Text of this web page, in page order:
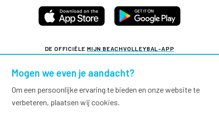
DE OFFICIËLE MIJN BEACHVOLLEYBAL-APP
Mogen we even je aandacht?
Om een persoonlijke ervaring te bieden en onze website te
verbeteren, plaatsen wij cookies.